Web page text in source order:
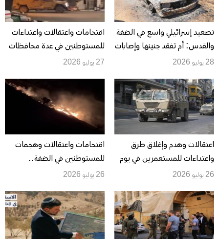
تصعيد إسرائيلي واسع في الضفة
والقدس: أم تفقد جنينها وإصابات
وهدم منازل واستيلاء على أراضٍ
28 يوليو 2026
اقتحامات واعتقالات واعتداءات
للمستوطنين في عدة محافظات
بالضفة الغربية
27 يوليو 2026
اعتقالات وهدم وإغلاق طرق
واعتداءات للمستعمرين في يوم
تصعيد واسع بمختلف محافظات
26 يوليو 2026
اقتحامات واعتقالات وهجمات
للمستوطنين في الضفة..
والجيش الإسرائيلي يمنع العمال
26 يوليو 2026